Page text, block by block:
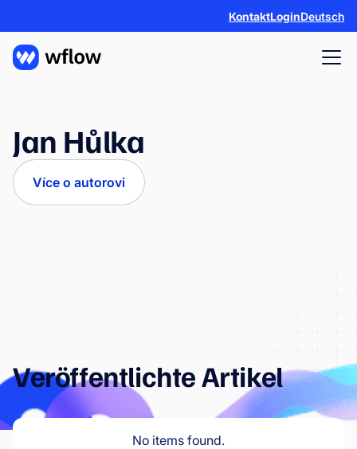
KontaktLoginDeutsch
Jan Hůlka
Více o autorovi
Veröffentlichte Artikel
No items found.